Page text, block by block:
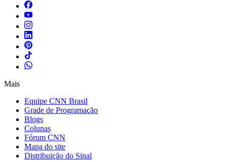
Mais
Equipe CNN Brasil
Grade de Programação
Blogs
Colunas
Fórum CNN
Mapa do site
Distribuição do Sinal